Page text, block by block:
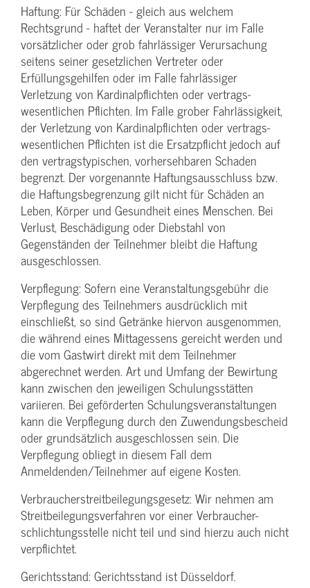
Haftung: Für Schäden - gleich aus welchem
Rechtsgrund - haftet der Veranstalter nur im Falle
vorsätzlicher oder grob fahrlässiger Verursachung
seitens seiner gesetzlichen Vertreter oder
Erfüllungsgehilfen oder im Falle fahrlässiger
Verletzung von Kardinalpflichten oder vertrags­
wesentlichen Pflichten. Im Falle grober Fahrlässigkeit,
der Verletzung von Kardinalpflichten oder vertrags­
wesentlichen Pflichten ist die Ersatzpflicht jedoch auf
den vertragstypischen, vorhersehbaren Schaden
begrenzt. Der vorgenannte Haftungs­ausschluss bzw.
die Haftungs­begrenzung gilt nicht für Schäden an
Leben, Körper und Gesundheit eines Menschen. Bei
Verlust, Beschädigung oder Diebstahl von
Gegenständen der Teilnehmer bleibt die Haftung
ausgeschlossen.
Verpflegung: Sofern eine Veranstaltungs­gebühr die
Verpflegung des Teilnehmers ausdrücklich mit
einschließt, so sind Getränke hiervon ausgenommen,
die während eines Mittagessens gereicht werden und
die vom Gastwirt direkt mit dem Teilnehmer
abgerechnet werden. Art und Umfang der Bewirtung
kann zwischen den jeweiligen Schulungsstätten
variieren. Bei geförderten Schulungs­veranstaltungen
kann die Verpflegung durch den Zuwendungs­bescheid
oder grundsätzlich ausgeschlossen sein. Die
Verpflegung obliegt in diesem Fall dem
Anmeldenden/­Teilnehmer auf eigene Kosten.
Verbraucher­streitbeilegungs­gesetz: Wir nehmen am
Streit­beilegungs­verfahren vor einer Verbraucher­
schlichtungs­stelle nicht teil und sind hierzu auch nicht
verpflichtet.
Gerichtsstand: Gerichtsstand ist Düsseldorf.